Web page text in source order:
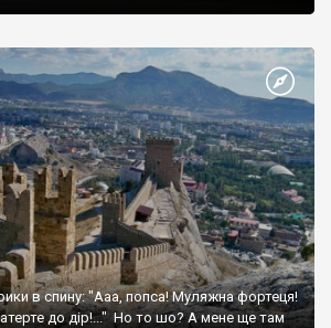
в спину: "Ааа, попса! Муляжна фортеця!
до дір!..." Но то шо? А мене ще там